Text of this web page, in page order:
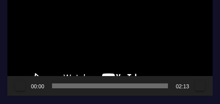
00:00 02:13